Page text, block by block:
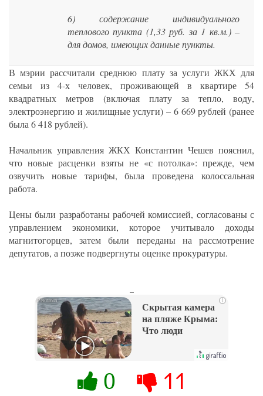
6) содержание индивидуального
теплового пункта (1,33 руб. за 1 кв.м.) –
для домов, имеющих данные пункты.
В мэрии рассчитали среднюю плату за услуги ЖКХ для
семьи из 4-х человек, проживающей в квартире 54
квадратных метров (включая плату за тепло, воду,
электроэнергию и жилищные услуги) – 6 669 рублей (ранее
была 6 418 рублей).
Начальник управления ЖКХ Константин Чешев пояснил,
что новые расценки взяты не «с потолка»: прежде, чем
озвучить новые тарифы, была проведена колоссальная
работа.
Цены были разработаны рабочей комиссией, согласованы с
управлением экономики, которое учитывало доходы
магнитогорцев, затем были переданы на рассмотрение
депутатов, а позже подвергнуты оценке прокуратуры.
i
Скрытая камера
на пляже Крыма:
Что люди
их не видят...
0 11